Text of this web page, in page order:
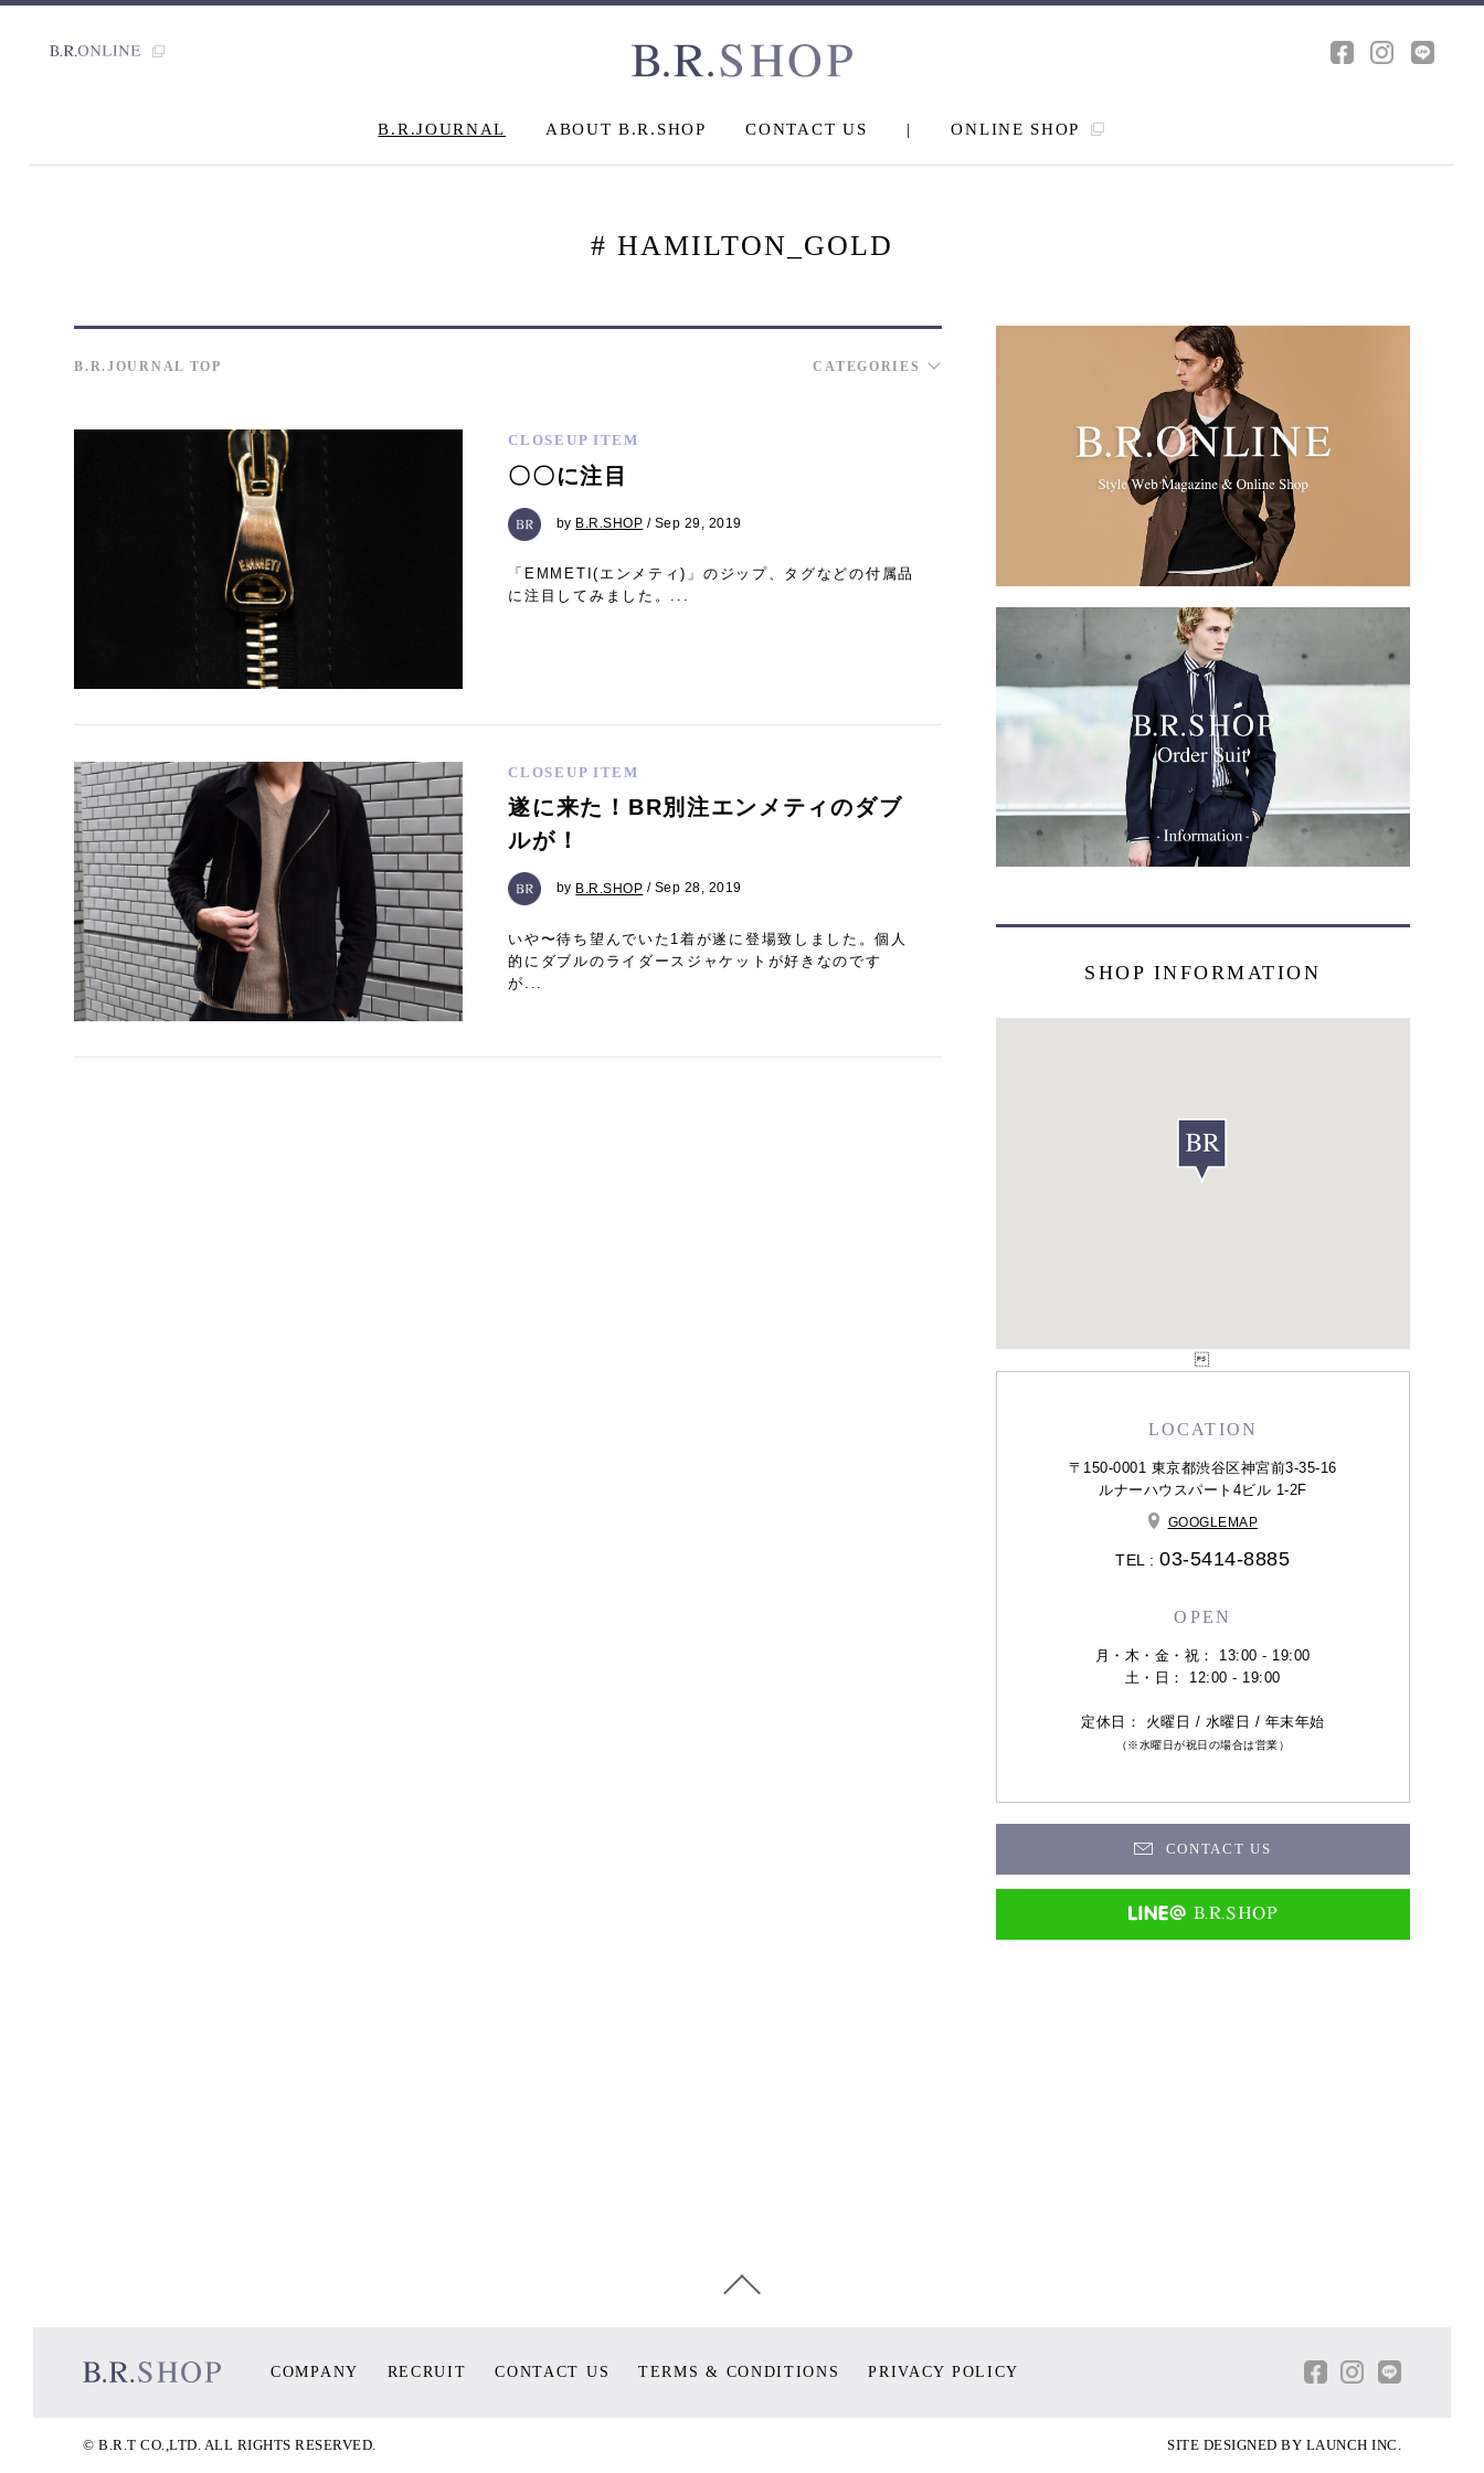
B.R.JOURNAL ABOUT B.R.SHOP CONTACT US | ONLINE SHOP
# HAMILTON_GOLD
B.R.JOURNAL TOP CATEGORIES
CLOSEUP ITEM
〇〇に注目
by B.R.SHOP / Sep 29, 2019
「EMMETI(エンメティ)」のジップ、タグなどの付属品
に注目してみました。...
CLOSEUP ITEM
遂に来た！BR別注エンメティのダブ
ルが！
by B.R.SHOP / Sep 28, 2019
いや〜待ち望んでいた1着が遂に登場致しました。個人
的にダブルのライダースジャケットが好きなのです
が...
SHOP INFORMATION
LOCATION
〒150-0001 東京都渋谷区神宮前3-35-16
ルナーハウスパート4ビル 1-2F
GOOGLEMAP
TEL :03-5414-8885
OPEN
月・木・金・祝： 13:00 - 19:00
土・日： 12:00 - 19:00
定休日： 火曜日 / 水曜日 / 年末年始
（※水曜日が祝日の場合は営業）
CONTACT US
COMPANY RECRUIT CONTACT US TERMS & CONDITIONS PRIVACY POLICY
© B.R.T CO.,LTD. ALL RIGHTS RESERVED. SITE DESIGNED BY LAUNCH INC.